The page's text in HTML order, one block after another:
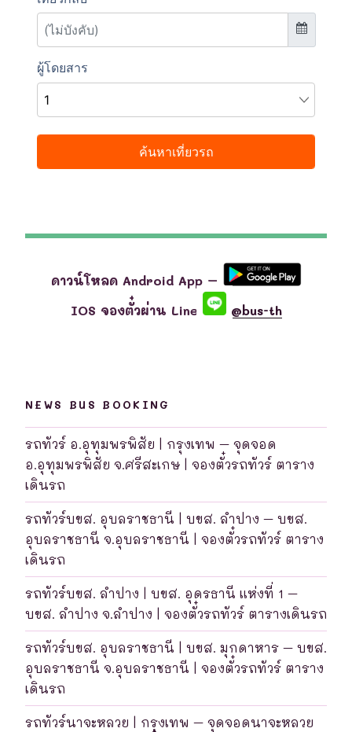
ดาวน์โหลด Android App –
IOS จองตั๋วผ่าน Line
@bus-th
NEWS BUS BOOKING
รถทัวร์ อ.อุทุมพรพิสัย | กรุงเทพ – จุดจอด
อ.อุทุมพรพิสัย จ.ศรีสะเกษ | จองตั๋วรถทัวร์ ตาราง
เดินรถ
รถทัวร์บขส. อุบลราชธานี | บขส. ลำปาง – บขส.
อุบลราชธานี จ.อุบลราชธานี | จองตั๋วรถทัวร์ ตาราง
เดินรถ
รถทัวร์บขส. ลำปาง | บขส. อุดรธานี แห่งที่ 1 –
บขส. ลำปาง จ.ลำปาง | จองตั๋วรถทัวร์ ตารางเดินรถ
รถทัวร์บขส. อุบลราชธานี | บขส. มุกดาหาร – บขส.
อุบลราชธานี จ.อุบลราชธานี | จองตั๋วรถทัวร์ ตาราง
เดินรถ
รถทัวร์นาจะหลวย | กรุงเทพ – จุดจอดนาจะหลวย